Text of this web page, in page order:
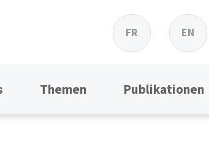
FR EN
Themen Publikationen